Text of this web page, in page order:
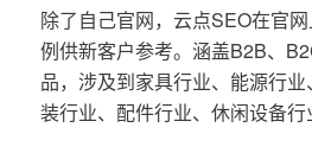
除了自己官网，云点SEO在官
例供新客户参考。涵盖B2B、
品，涉及到家具行业、能源行
装行业、配件行业、休闲设备行